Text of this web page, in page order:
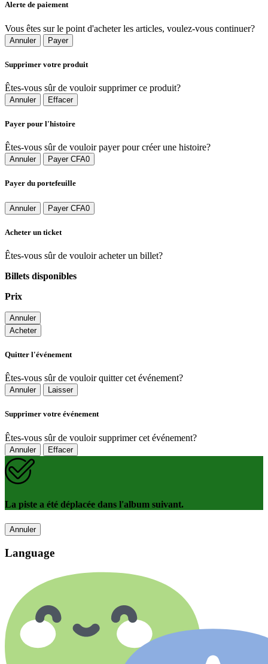
Alerte de paiement
Vous êtes sur le point d'acheter les articles, voulez-vous continuer?
Annuler Payer
Supprimer votre produit
Êtes-vous sûr de vouloir supprimer ce produit?
Annuler Effacer
Payer pour l'histoire
Êtes-vous sûr de vouloir payer pour créer une histoire?
Annuler Payer CFA0
Payer du portefeuille
Annuler Payer CFA0
Acheter un ticket
Êtes-vous sûr de vouloir acheter un billet?
Billets disponibles
Prix
Annuler
Acheter
Quitter l'événement
Êtes-vous sûr de vouloir quitter cet événement?
Annuler Laisser
Supprimer votre événement
Êtes-vous sûr de vouloir supprimer cet événement?
Annuler Effacer
La piste a été déplacée dans l'album suivant.
Annuler
Language